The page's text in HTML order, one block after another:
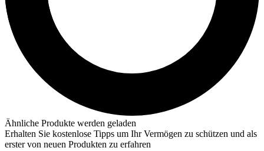
Ähnliche Produkte werden geladen
Erhalten Sie kostenlose Tipps um Ihr Vermögen zu schützen und als
erster von neuen Produkten zu erfahren